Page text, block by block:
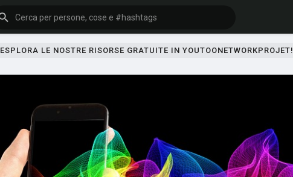
ESPLORA LE NOSTRE RISORSE GRATUITE IN YOUTOONETWORKPROJET!